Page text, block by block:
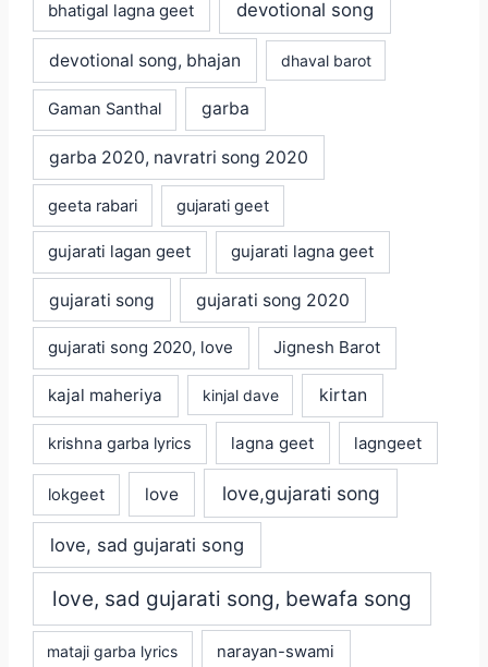
bhatigal lagna geet devotional song
devotional song, bhajan dhaval barot
Gaman Santhal garba
garba 2020, navratri song 2020
geeta rabari gujarati geet
gujarati lagan geet gujarati lagna geet
gujarati song gujarati song 2020
gujarati song 2020, love Jignesh Barot
kajal maheriya kinjal dave kirtan
krishna garba lyrics lagna geet lagngeet
lokgeet love love,gujarati song
love, sad gujarati song
love, sad gujarati song, bewafa song
mataji garba lyrics narayan-swami